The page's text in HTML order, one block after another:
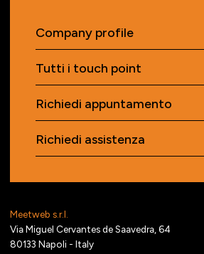
Meetweb s.r.l.
Via Miguel Cervantes de Saavedra, 64
80133 Napoli - Italy
Company profile
Tutti i touch point
Richiedi appuntamento
Richiedi assistenza